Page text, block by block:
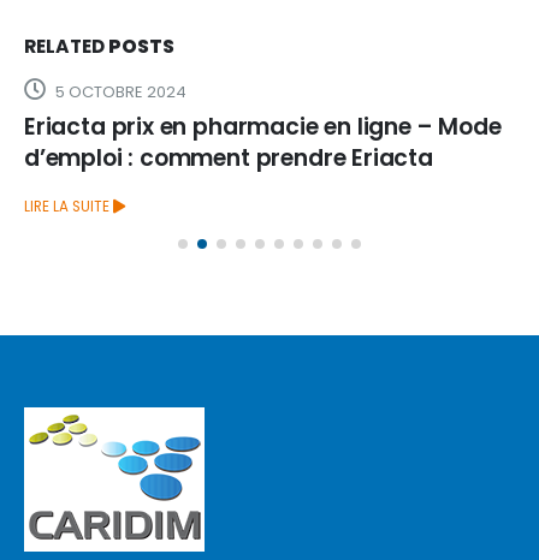
RELATEDPOSTS
5 OCTOBRE 2024
Eriacta prix en pharmacie en ligne – Mode
d’emploi : comment prendre Eriacta
LIRE LA SUITE